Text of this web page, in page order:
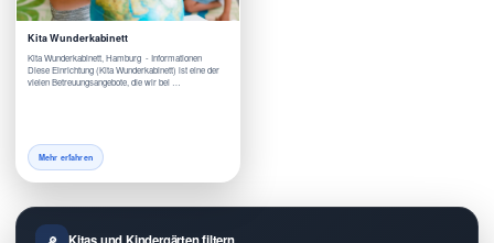
Kita Wunderkabinett
Kita Wunderkabinett, Hamburg - Informationen
Diese Einrichtung (Kita Wunderkabinett) ist eine der
vielen Betreuungsangebote, die wir bei …
Mehr erfahren